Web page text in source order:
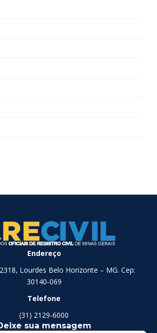
Endereço
Lourdes Belo Horizonte – MG. Cep:
30140-069
Telefone
(31) 2129-6000
sua mensagem